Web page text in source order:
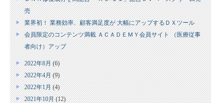
売
業界初！ 業務効率、顧客満足度が 大幅にアップするＤＸツール
会員限定のコンテンツ満載 ＡＣＡＤＥＭＹ会員サイト （医療従事
者向け）アップ
2022年8月(6)
2022年4月(9)
2022年1月(4)
2021年10月(12)